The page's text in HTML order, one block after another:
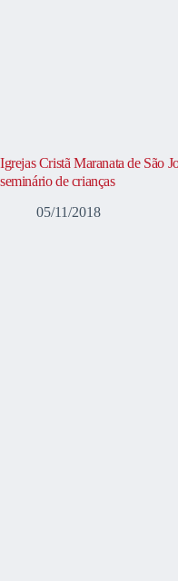
Igrejas Cristã Maranata de São
seminário de crianças
05/11/2018